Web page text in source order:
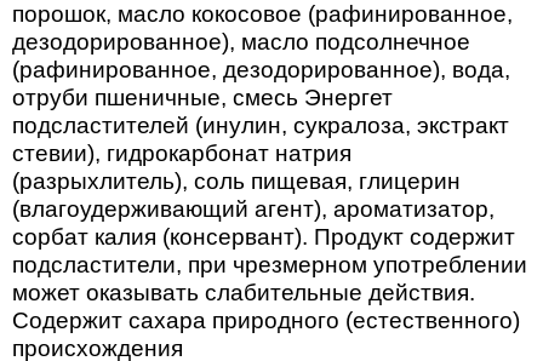
порошок, масло кокосовое (рафинированное,
дезодорированное), масло подсолнечное
(рафинированное, дезодорированное), вода,
отруби пшеничные, смесь Энергет
подсластителей (инулин, сукралоза, экстракт
стевии), гидрокарбонат натрия
(разрыхлитель), соль пищевая, глицерин
(влагоудерживающий агент), ароматизатор,
сорбат калия (консервант). Продукт содержит
подсластители, при чрезмерном употреблении
может оказывать слабительные действия.
Содержит сахара природного (естественного)
происхождения